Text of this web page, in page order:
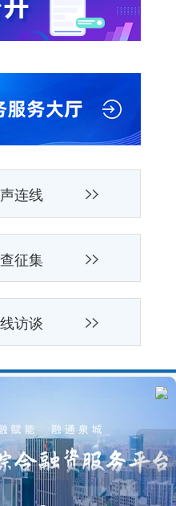
连线
征集
访谈